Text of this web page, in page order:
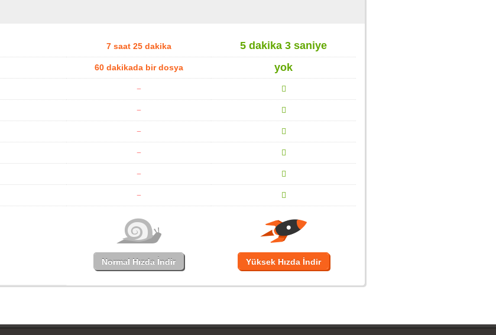
7 saat 25 dakika 5 dakika 3 saniye
60 dakikada bir dosya yok
Normal Hızda İndir Yüksek Hızda İndir